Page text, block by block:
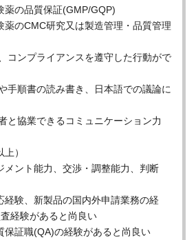
薬の品質保証(GMP/GQP)
薬のCMC研究又は製造管理・品質管理
コンプライアンスを遵守した行動がで
手順書の読み書き、日本語での議論に
と協業できるコミュニケーション力
）
メント能力、交渉・調整能力、判断
経験、新製品の国内外申請業務の経
経験があると尚良い
保証職(QA)の経験があると尚良い